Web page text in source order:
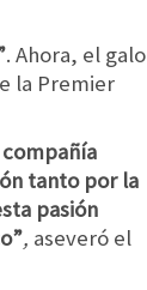
. Ahora, el galo
la Premier
tanto por la
pasión
, aseveró el